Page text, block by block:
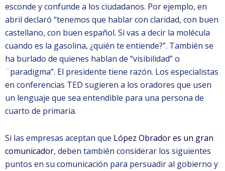
esconde y confunde a los ciudadanos. Por ejemplo, en
abril declaró “tenemos que hablar con claridad, con buen
castellano, con buen español. Si vas a decir la molécula
cuando es la gasolina, ¿quién te entiende?”. También se
ha burlado de quienes hablan de “visibilidad” o
¨paradigma”. El presidente tiene razón. Los especialistas
en conferencias TED sugieren a los oradores que usen
un lenguaje que sea entendible para una persona de
cuarto de primaria.
Si las empresas aceptan que López Obrador es un gran
comunicador, deben también considerar los siguientes
puntos en su comunicación para persuadir al gobierno y